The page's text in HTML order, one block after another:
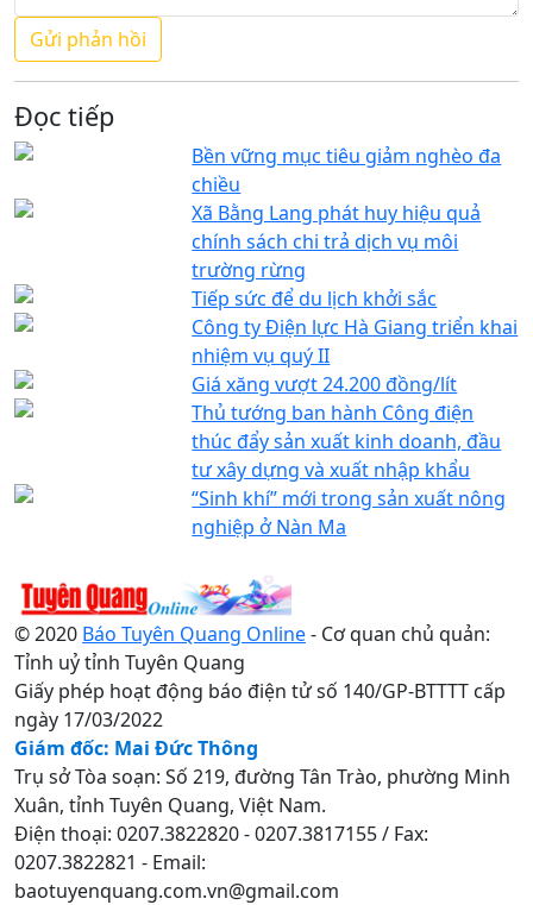
Đọc tiếp
Bền vững mục tiêu giảm nghèo đa
chiều
Xã Bằng Lang phát huy hiệu quả
chính sách chi trả dịch vụ môi
trường rừng
Tiếp sức để du lịch khởi sắc
Công ty Điện lực Hà Giang triển khai
nhiệm vụ quý II
Giá xăng vượt 24.200 đồng/lít
Thủ tướng ban hành Công điện
thúc đẩy sản xuất kinh doanh, đầu
tư xây dựng và xuất nhập khẩu
“Sinh khí” mới trong sản xuất nông
nghiệp ở Nàn Ma
© 2020 Báo Tuyên Quang Online- Cơ quan chủ quản:
Tỉnh uỷ tỉnh Tuyên Quang
Giấy phép hoạt động báo điện tử số 140/GP-BTTTT cấp
ngày 17/03/2022
Giám đốc: Mai Đức Thông
Trụ sở Tòa soạn: Số 219, đường Tân Trào, phường Minh
Xuân, tỉnh Tuyên Quang, Việt Nam.
Điện thoại: 0207.3822820 - 0207.3817155 / Fax:
0207.3822821 - Email:
baotuyenquang.com.vn@gmail.com